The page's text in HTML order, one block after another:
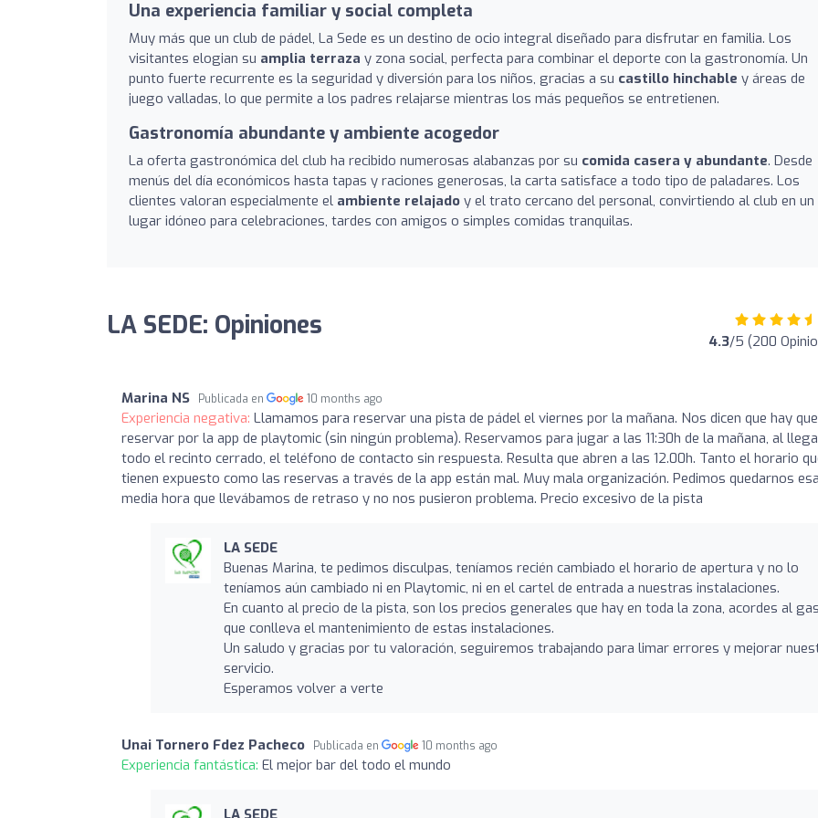
Una experiencia familiar y social completa
Muy más que un club de pádel, La Sede es un destino de ocio integral diseñado para disfrutar en familia. Los
visitantes elogian su amplia terraza y zona social, perfecta para combinar el deporte con la gastronomía. Un
punto fuerte recurrente es la seguridad y diversión para los niños, gracias a su castillo hinchable y áreas de
juego valladas, lo que permite a los padres relajarse mientras los más pequeños se entretienen.
Gastronomía abundante y ambiente acogedor
La oferta gastronómica del club ha recibido numerosas alabanzas por su comida casera y abundante. Desde
menús del día económicos hasta tapas y raciones generosas, la carta satisface a todo tipo de paladares. Los
clientes valoran especialmente el ambiente relajado y el trato cercano del personal, convirtiendo al club en un
lugar idóneo para celebraciones, tardes con amigos o simples comidas tranquilas.
LA SEDE: Opiniones 4.3/5 (200
Marina NS Publicada en 10 months ago
Experiencia negativa: Llamamos para reservar una pista de pádel el viernes por la mañana. Nos dicen que hay que
reservar por la app de playtomic (sin ningún problema). Reservamos para jugar a las 11:30h de la mañana, al
todo el recinto cerrado, el teléfono de contacto sin respuesta. Resulta que abren a las 12.00h. Tanto el horario
tienen expuesto como las reservas a través de la app están mal. Muy mala organización. Pedimos quedarnos esa
media hora que llevábamos de retraso y no nos pusieron problema. Precio excesivo de la pista
LA SEDE
Buenas Marina, te pedimos disculpas, teníamos recién cambiado el horario de apertura y no lo
teníamos aún cambiado ni en Playtomic, ni en el cartel de entrada a nuestras instalaciones.
En cuanto al precio de la pista, son los precios generales que hay en toda la zona, acordes al
que conlleva el mantenimiento de estas instalaciones.
Un saludo y gracias por tu valoración, seguiremos trabajando para limar errores y mejorar
servicio.
Esperamos volver a verte
Unai Tornero Fdez Pacheco Publicada en 10 months ago
Experiencia fantástica: El mejor bar del todo el mundo
LA SEDE